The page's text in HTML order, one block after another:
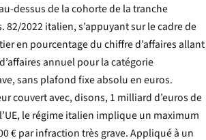
dessus de la cohorte de la tranche
82/2022 italien, s’appuyant sur le cadre de
en pourcentage du chiffre d’affaires allant
annuel pour la catégorie
sans plafond fixe absolu en euros.
couvert avec, disons, 1 milliard d’euros de
le régime italien implique un maximum
€ par infraction très grave. Appliqué à un